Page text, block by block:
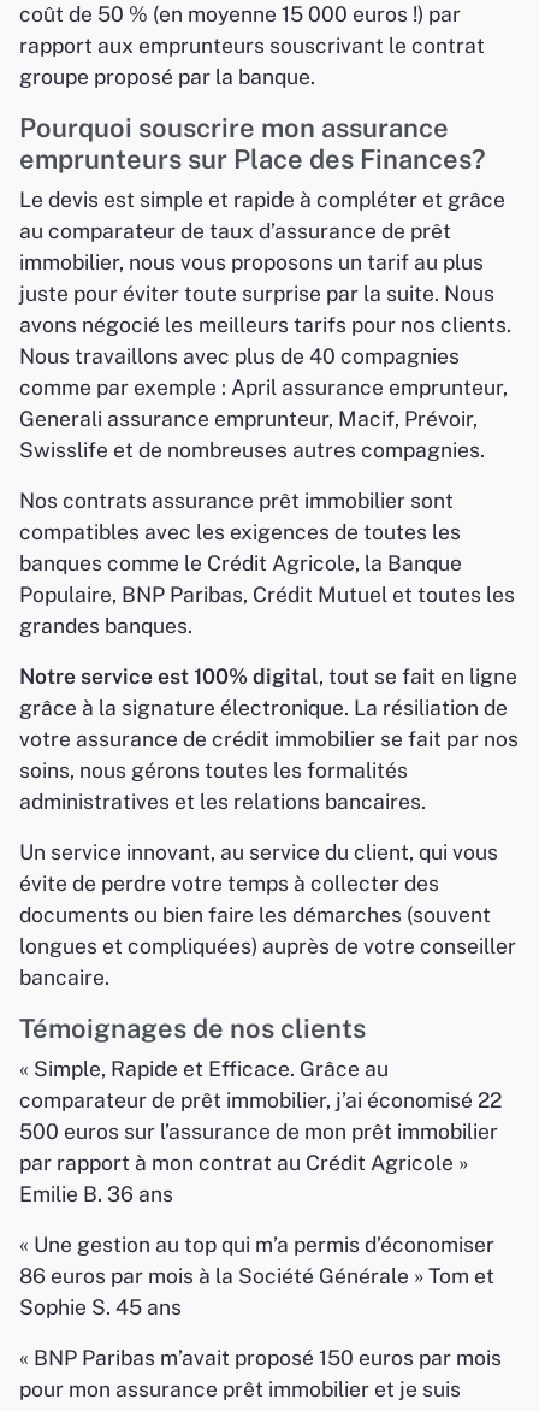
coût de 50 % (en moyenne 15 000 euros !) par
rapport aux emprunteurs souscrivant le contrat
groupe proposé par la banque.
Pourquoi souscrire mon assurance
emprunteurs sur Place des Finances?
Le devis est simple et rapide à compléter et grâce
au comparateur de taux d’assurance de prêt
immobilier, nous vous proposons un tarif au plus
juste pour éviter toute surprise par la suite. Nous
avons négocié les meilleurs tarifs pour nos clients.
Nous travaillons avec plus de 40 compagnies
comme par exemple : April assurance emprunteur,
Generali assurance emprunteur, Macif, Prévoir,
Swisslife et de nombreuses autres compagnies.
Nos contrats assurance prêt immobilier sont
compatibles avec les exigences de toutes les
banques comme le Crédit Agricole, la Banque
Populaire, BNP Paribas, Crédit Mutuel et toutes les
grandes banques.
Notre service est 100% digital, tout se fait en ligne
grâce à la signature électronique. La résiliation de
votre assurance de crédit immobilier se fait par nos
soins, nous gérons toutes les formalités
administratives et les relations bancaires.
Un service innovant, au service du client, qui vous
évite de perdre votre temps à collecter des
documents ou bien faire les démarches (souvent
longues et compliquées) auprès de votre conseiller
bancaire.
Témoignages de nos clients
« Simple, Rapide et Efficace. Grâce au
comparateur de prêt immobilier, j’ai économisé 22
500 euros sur l’assurance de mon prêt immobilier
par rapport à mon contrat au Crédit Agricole »
Emilie B. 36 ans
« Une gestion au top qui m’a permis d’économiser
86 euros par mois à la Société Générale » Tom et
Sophie S. 45 ans
« BNP Paribas m’avait proposé 150 euros par mois
pour mon assurance prêt immobilier et je suis